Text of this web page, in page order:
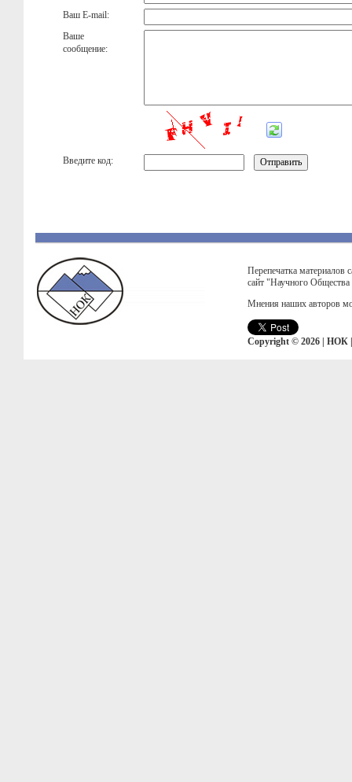
Ваш E-mail:
Ваше
сообщение:
Введите код:
Перепечатка материалов
сайт "Научного
Мнения наших авторов
Copyright © 2026 | НОК